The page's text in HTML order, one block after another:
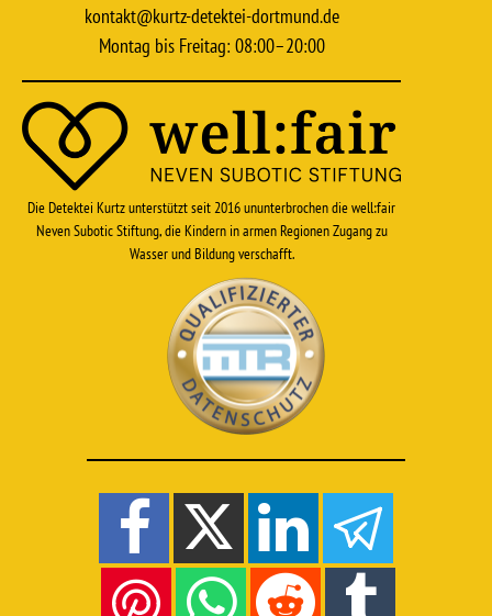
kontakt@kurtz-detektei-dortmund.de
Montag bis Freitag: 08:00–20:00
Die Detektei Kurtz unterstützt seit 2016 ununterbrochen die well:fair
Neven Subotic Stiftung, die Kindern in armen Regionen Zugang zu
Wasser und Bildung verschafft.